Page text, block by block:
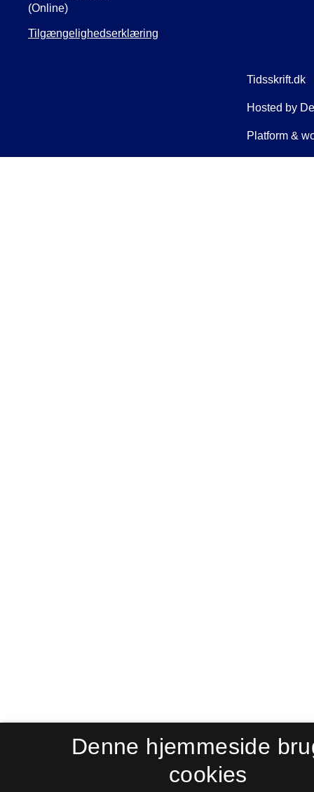
(Online)
Tilgængelighedserklæring
Denne hjemmeside
cookies